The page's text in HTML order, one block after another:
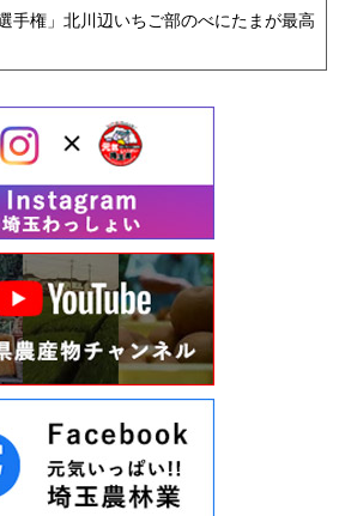
手権」北川辺いちご部のべにたまが最高